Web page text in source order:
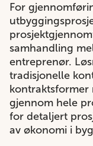
For
samhandling
entreprenør.
tradisjonelle
kontraktsformer
gjennom hele
for detaljert
av økonomi i